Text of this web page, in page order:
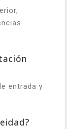
entrada y